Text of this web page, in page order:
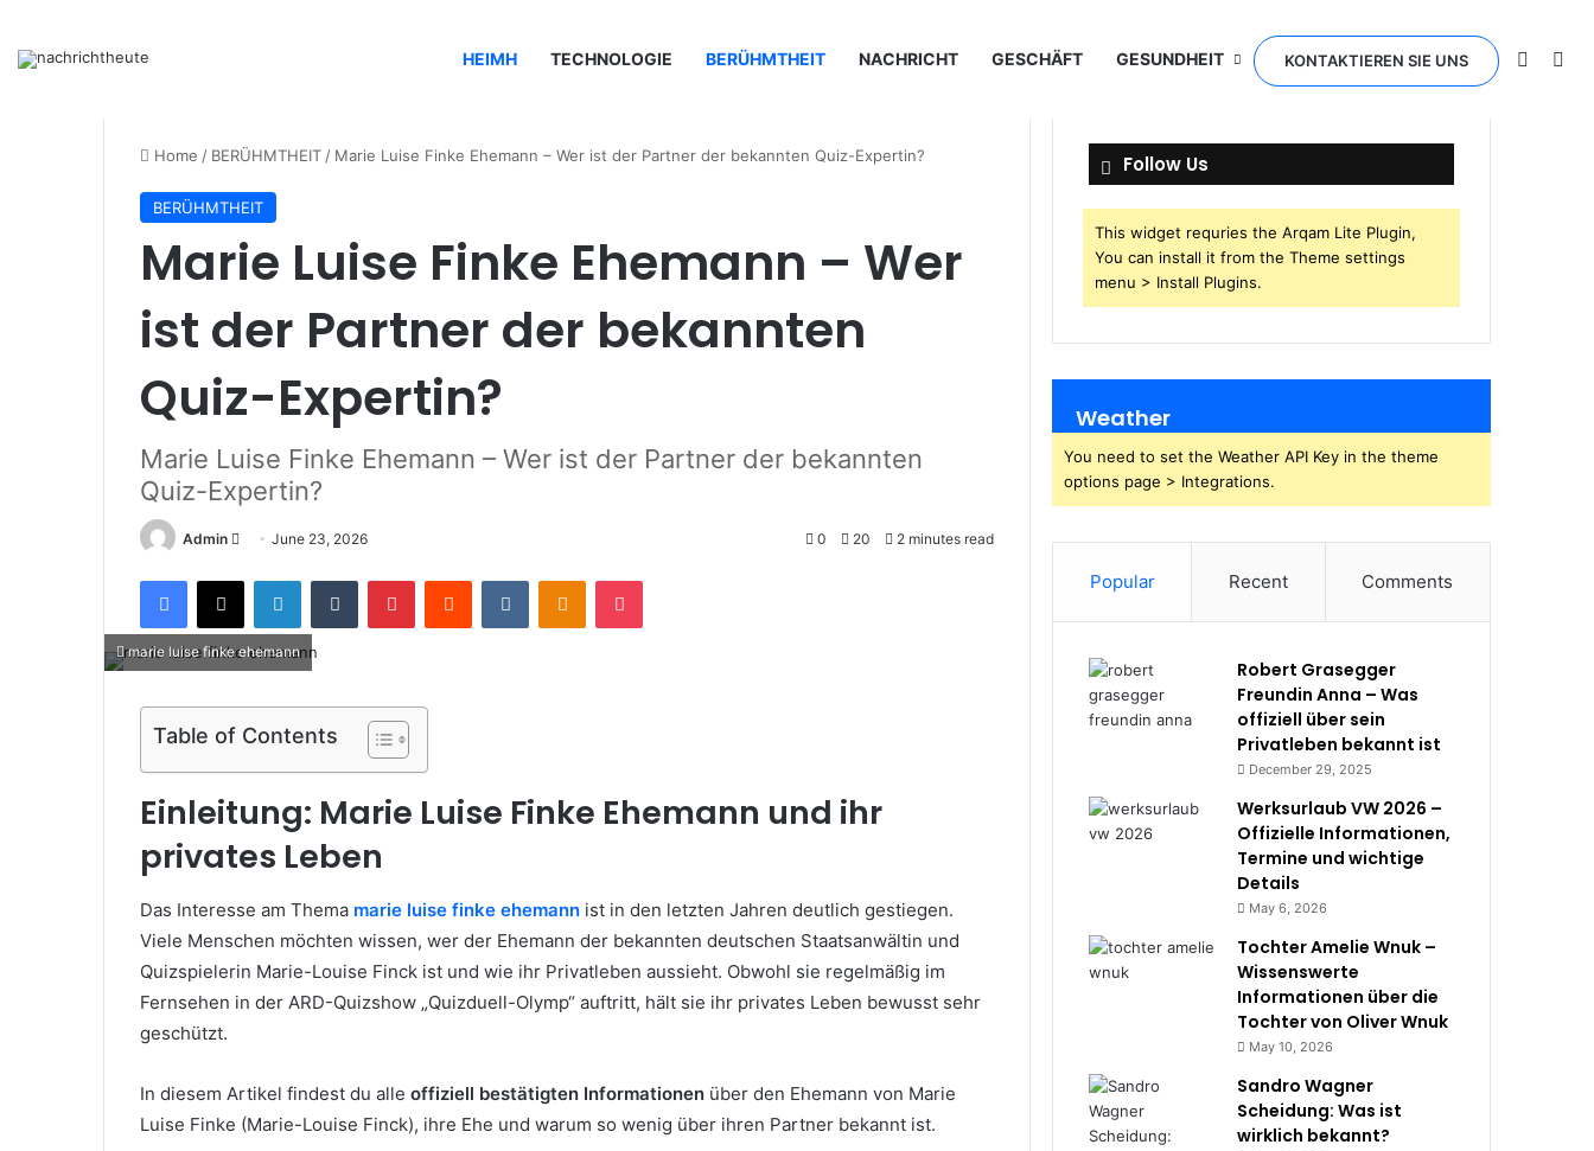
HEIMH TECHNOLOGIE BERÜHMTHEIT NACHRICHT GESCHÄFT GESUNDHEIT KONTAKTIEREN SIE UNS
Home / BERÜHMTHEIT / Marie Luise Finke Ehemann – Wer ist der Partner der bekannten Quiz-Expertin?
BERÜHMTHEIT
Marie Luise Finke Ehemann – Wer
ist der Partner der bekannten
Quiz-Expertin?
Marie Luise Finke Ehemann – Wer ist der Partner der bekannten
Quiz-Expertin?
Admin
SendJune 23, 2026 0 20 2 minutes read
Facebook
X LinkedInTumblr PinterestReddit VKontakteOdnoklassniki
Pocket
marie luise finke ehemann
Table of Contents
Einleitung: Marie Luise Finke Ehemann und ihr
privates Leben
Das Interesse am Thema marie luise finke ehemann ist in den letzten Jahren deutlich gestiegen.
Viele Menschen möchten wissen, wer der Ehemann der bekannten deutschen Staatsanwältin und
Quizspielerin Marie-Louise Finck ist und wie ihr Privatleben aussieht. Obwohl sie regelmäßig im
Fernsehen in der ARD-Quizshow „Quizduell-Olymp“ auftritt, hält sie ihr privates Leben bewusst sehr
geschützt.
In diesem Artikel findest du alle offiziell bestätigten Informationen über den Ehemann von Marie
Luise Finke (Marie-Louise Finck), ihre Ehe und warum so wenig über ihren Partner bekannt ist.
Follow Us
This widget requries the Arqam Lite Plugin,
You can install it from the Theme settings
menu > Install Plugins.
Weather
You need to set the Weather API Key in the theme
options page > Integrations.
Popular Recent Comments
Robert Grasegger
Freundin Anna – Was
offiziell über sein
Privatleben bekannt ist
December 29, 2025
Werksurlaub VW 2026 –
Offizielle Informationen,
Termine und wichtige
Details
May 6, 2026
Tochter Amelie Wnuk –
Wissenswerte
Informationen über die
Tochter von Oliver Wnuk
May 10, 2026
Sandro Wagner
Scheidung: Was ist
wirklich bekannt?